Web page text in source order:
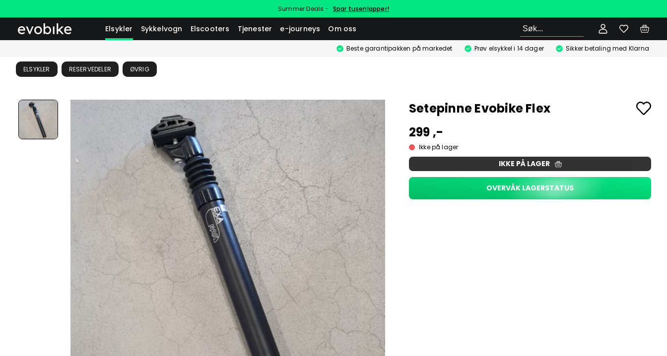
Summer Deals - Spar tusenlapper!
Elsykler Sykkelvogn Elscooters Tjenester e-journeys Om oss Søk
Beste garantipakken på markedet Prøv elsykkel i 14 dager Sikker betaling med Klarna
ELSYKLER RESERVEDELER ØVRIG
Setepinne Evobike Flex
299 ,-
Ikke på lager
IKKE PÅ LAGER
OVERVÅK LAGERSTATUS